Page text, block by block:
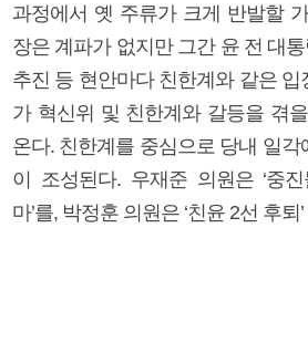
과정에서 옛 주류가 크게 반발할
장은 계파가 없지만 그간 윤 전 대
추진 등 현안마다 친한계와 같은 입
가 혁신위 및 친한계와 갈등을 겪
온다. 친한계를 중심으로 당내 일
이 조성된다. 우재준 의원은 ‘중
마’를, 박정훈 의원은 ‘친윤 2선 후퇴